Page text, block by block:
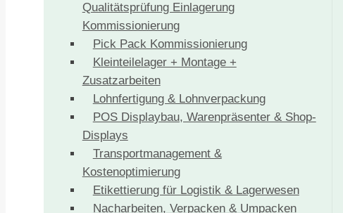
Qualitätsprüfung Einlagerung
Kommissionierung
Pick Pack Kommissionierung
Kleinteilelager + Montage +
Zusatzarbeiten
Lohnfertigung & Lohnverpackung
POS Displaybau, Warenpräsenter & Shop-
Displays
Transportmanagement &
Kostenoptimierung
Etikettierung für Logistik & Lagerwesen
Nacharbeiten, Verpacken & Umpacken